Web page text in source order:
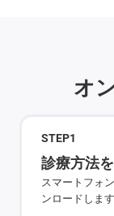
オ
STEP1
診療方法
スマートフォ
ンロードします